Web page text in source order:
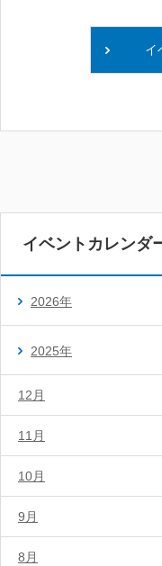
イ
イベントカレンダ
2026年
2025年
12月
11月
10月
9月
8月